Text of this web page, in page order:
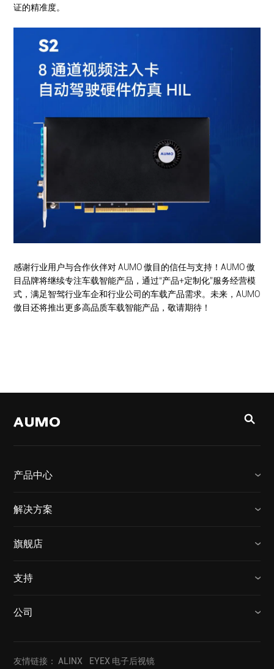
证的精准度。
感谢行业用户与合作伙伴对 AUMO 傲目的信任与支持！AUMO 傲
目品牌将继续专注车载智能产品，通过“产品+定制化”服务经营模
式，满足智驾行业车企和行业公司的车载产品需求。未来，AUMO
傲目还将推出更多高品质车载智能产品，敬请期待！
产品中心
解决方案
旗舰店
支持
公司
友情链接： ALINX EYEX 电子后视镜